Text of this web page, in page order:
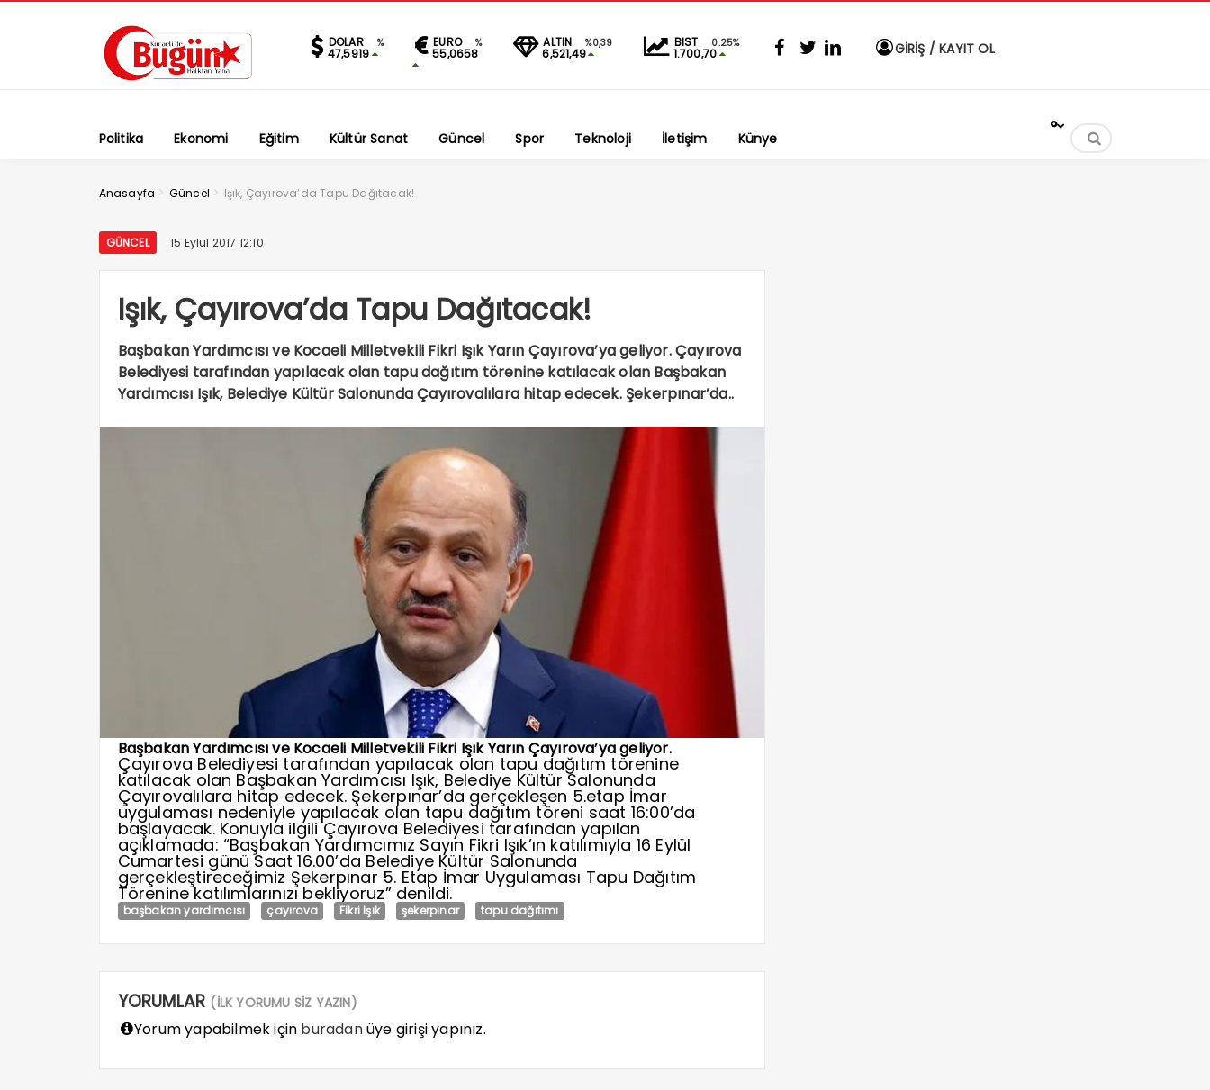
DOLAR %
47,5919
EURO %
55,0658
ALTIN %0,39
6,521,49
BIST 0.25%
1.700,70 GİRİŞ / KAYIT OL
Politika Ekonomi Eğitim Kültür Sanat Güncel Spor Teknoloji İletişim Künye
°
Anasayfa > Güncel > Işık, Çayırova’da Tapu Dağıtacak!
GÜNCEL 15 Eylül 2017 12:10
Işık, Çayırova’da Tapu Dağıtacak!
Başbakan Yardımcısı ve Kocaeli Milletvekili Fikri Işık Yarın Çayırova’ya geliyor. Çayırova
Belediyesi tarafından yapılacak olan tapu dağıtım törenine katılacak olan Başbakan
Yardımcısı Işık, Belediye Kültür Salonunda Çayırovalılara hitap edecek. Şekerpınar’da..
Başbakan Yardımcısı ve Kocaeli Milletvekili Fikri Işık Yarın Çayırova’ya geliyor.
Çayırova Belediyesi tarafından yapılacak olan tapu dağıtım törenine
katılacak olan Başbakan Yardımcısı Işık, Belediye Kültür Salonunda
Çayırovalılara hitap edecek. Şekerpınar’da gerçekleşen 5.etap İmar
uygulaması nedeniyle yapılacak olan tapu dağıtım töreni saat 16:00’da
başlayacak. Konuyla ilgiliÇayırova Belediyesi tarafından yapılan
açıklamada: “Başbakan Yardımcımız Sayın Fikri Işık’ın katılımıyla 16 Eylül
Cumartesi günü Saat 16.00’da Belediye Kültür Salonunda
gerçekleştireceğimiz Şekerpınar 5. Etap İmar Uygulaması Tapu Dağıtım
Törenine katılımlarınızı bekliyoruz” denildi.
başbakan yardımcısı çayırova Fikri Işık şekerpınar tapu dağıtımı
YORUMLAR (İLK YORUMU SİZ YAZIN)
Yorum yapabilmek için buradanüye girişi yapınız.